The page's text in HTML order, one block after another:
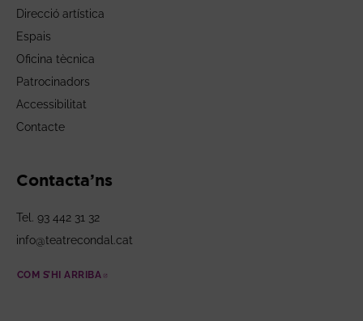
Direcció artística
Espais
Oficina tècnica
Patrocinadors
Accessibilitat
Contacte
Contacta’ns
Tel. 93 442 31 32
info@teatrecondal.cat
COM S’HI ARRIBA